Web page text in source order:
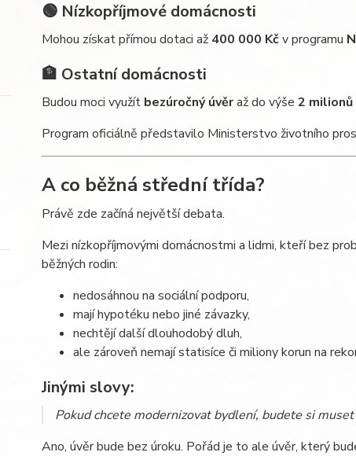
🟢 Nízkopříjmové domácnosti
Mohou získat přímou dotaci až 400 000 Kčv programu
🏦 Ostatní domácnosti
Budou moci využít bezúročný úvěraž do výše 2 milionů
Program oficiálně představilo Ministerstvo životního
A co běžná střední třída?
Právě zde začíná největší debata.
Mezi nízkopříjmovými domácnostmi a lidmi, kteří bez
běžných rodin:
nedosáhnou na sociální podporu,
mají hypotéku nebo jiné závazky,
nechtějí další dlouhodobý dluh,
ale zároveň nemají statisíce či miliony korun na
Jinými slovy:
Pokud chcete modernizovat bydlení, budete si
Ano, úvěr bude bez úroku. Pořád je to ale úvěr, který